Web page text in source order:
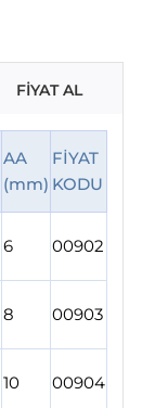
FİYAT AL
AA
(mm)
FİYAT
KODU
6 00902
8 00903
10 00904